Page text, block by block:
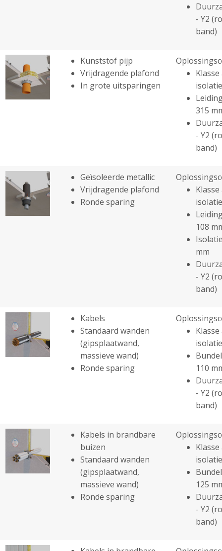
- Y2
band)
Kunststof pijp
Vrijdragende plafond
In grote uitsparingen
315
- Y2
band)
Geïsoleerde metallic
Vrijdragende plafond
Ronde sparing
108
mm
- Y2
band)
Kabels
Standaard wanden
(gipsplaatwand,
massieve wand)
Ronde sparing
110
- Y2
band)
Kabels in brandbare
buizen
Standaard wanden
(gipsplaatwand,
massieve wand)
Ronde sparing
125
- Y2
band)